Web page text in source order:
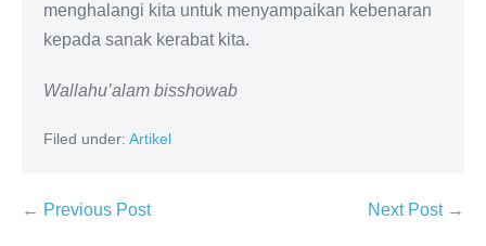
menghalangi kita untuk menyampaikan kebenaran
kepada sanak kerabat kita.
Wallahu’alam bisshowab
Filed under: Artikel
← Previous Post Next Post →